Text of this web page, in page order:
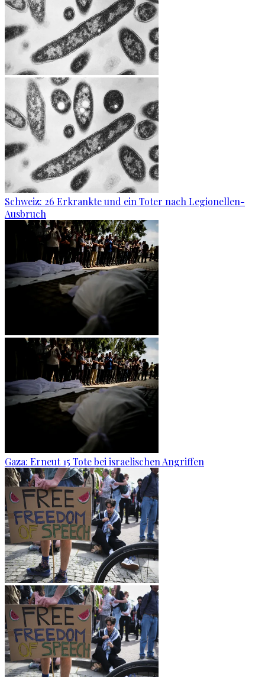
Schweiz: 26 Erkrankte und ein Toter nach Legionellen-
Ausbruch
Gaza: Erneut 15 Tote bei israelischen Angriffen